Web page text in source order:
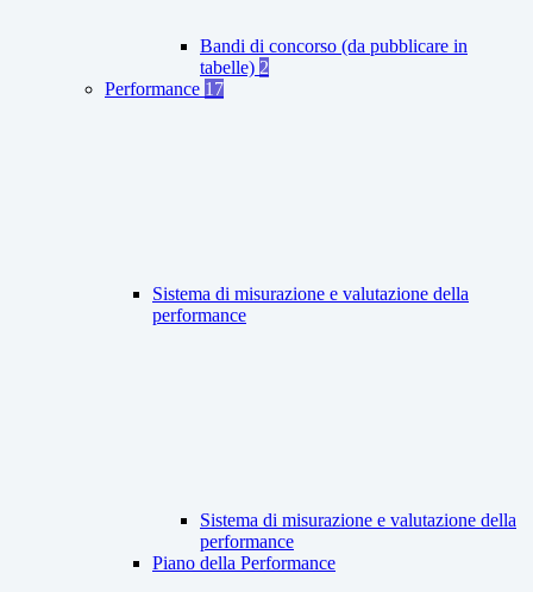
Bandi di concorso (da pubblicare in
tabelle) 2
Performance 17
Sistema di misurazione e valutazione della
performance
Sistema di misurazione e valutazione della
performance
Piano della Performance